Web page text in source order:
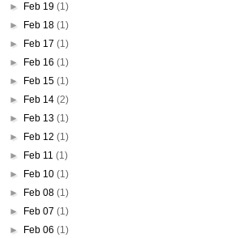
►
Feb 19(1)
►
Feb 18(1)
►
Feb 17(1)
►
Feb 16(1)
►
Feb 15(1)
►
Feb 14(2)
►
Feb 13(1)
►
Feb 12(1)
►
Feb 11(1)
►
Feb 10(1)
►
Feb 08(1)
►
Feb 07(1)
►
Feb 06(1)